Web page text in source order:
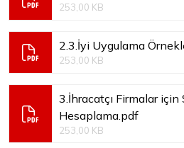
253,00 KB
2.3.İyi Uygulama
253,00 KB
3.İhracatçı Firmalar için
Hesaplama.pdf
253,00 KB